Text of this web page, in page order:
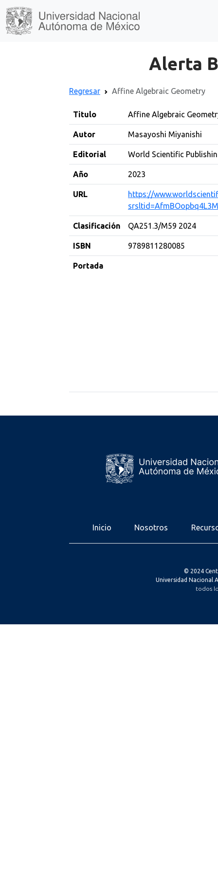
Alerta
Regresar Affine Algebraic Geometry
Titulo Affine Algebraic
Autor Masayoshi Miyanishi
Editorial World Scientific
Año 2023
URL
https://
Clasificación QA251.3/M59 2024
ISBN 9789811280085
Portada
Inicio Nosotros
© 2024
Universidad Nacional
todos